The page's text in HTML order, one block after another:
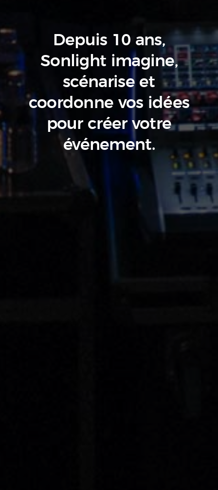
Depuis 10 ans,
Sonlight imagine,
scénariseet
coordonne vos idées
pour créer votre
événement.